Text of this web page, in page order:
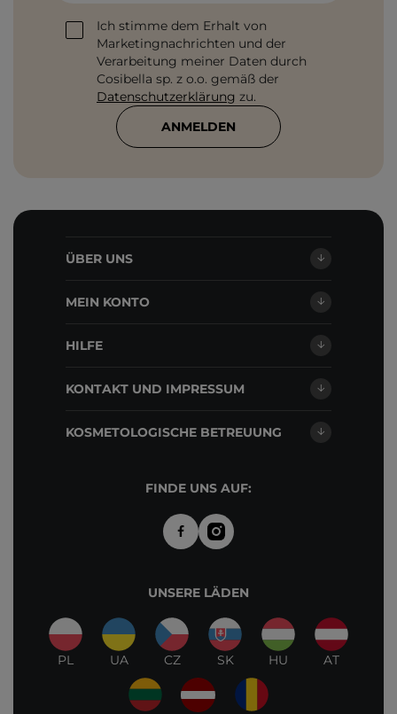
Ich stimme dem Erhalt von
Marketingnachrichten und der
Verarbeitung meiner Daten durch
Cosibella sp. z o.o. gemäß der
Datenschutzerklärung zu.
ANMELDEN
ÜBER UNS
MEIN KONTO
HILFE
KONTAKT UND IMPRESSUM
KOSMETOLOGISCHE BETREUUNG
FINDE UNS AUF:
UNSERE LÄDEN
PL UA CZ SK HU AT